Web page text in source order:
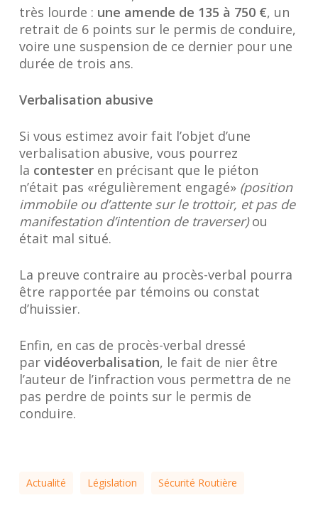
très lourde : une amende de 135 à 750 €, un
retrait de 6 points sur le permis de conduire,
voire une suspension de ce dernier pour une
durée de trois ans.
Verbalisation abusive
Si vous estimez avoir fait l’objet d’une
verbalisation abusive, vous pourrez
la contesteren précisant que le piéton
n’était pas «régulièrement engagé» (position
immobile ou d’attente sur le trottoir, et pas de
manifestation d’intention de traverser)ou
était mal situé.
La preuve contraire au procès-verbal pourra
être rapportée par témoins ou constat
d’huissier.
Enfin, en cas de procès-verbal dressé
par vidéoverbalisation, le fait de nier être
l’auteur de l’infraction vous permettra de ne
pas perdre de points sur le permis de
conduire.
Actualité Législation Sécurité Routière